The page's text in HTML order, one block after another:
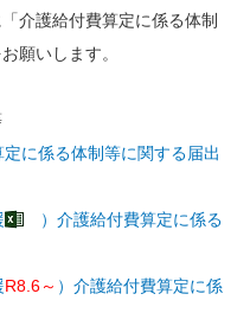
介護給付費算定に係る体制
願いします。
に係る体制等に関する届出
）介護給付費算定に係る
R8.6～ ）介護給付費算定に係